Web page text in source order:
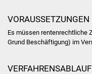
VORAUSSETZUNGEN
Es müssen rentenrechtliche
Grund Beschäftigung) im
VERFAHRENSABLAUF